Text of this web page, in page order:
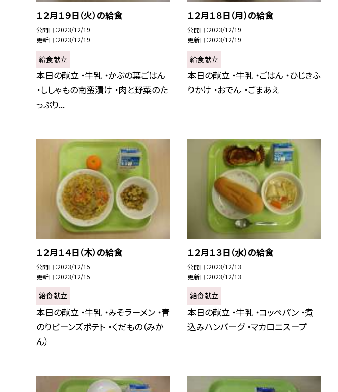
１２月１９日（火）の給食
公開日 2023/12/19
更新日 2023/12/19
給食献立
本日の献立 ・牛乳 ・かぶの葉ごはん
・ししゃもの南蛮漬け ・肉と野菜のた
っぷり...
１２月１８日（月）の給食
公開日 2023/12/19
更新日 2023/12/19
給食献立
本日の献立 ・牛乳 ・ごはん ・ひじきふ
りかけ ・おでん ・ごまあえ
１２月１４日（木）の給食
公開日 2023/12/15
更新日 2023/12/15
給食献立
本日の献立 ・牛乳 ・みそラーメン ・青
のりビーンズポテト ・くだもの（みか
ん）
１２月１３日（水）の給食
公開日 2023/12/13
更新日 2023/12/13
給食献立
本日の献立 ・牛乳 ・コッペパン ・煮
込みハンバーグ ・マカロニスープ